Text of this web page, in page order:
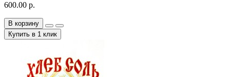
600.00 р.
В корзину
Купить в 1 клик